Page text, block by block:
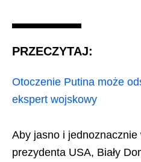
PRZECZYTAJ:
Otoczenie Putina może
ekspert wojskowy
Aby jasno i jednoznacznie
prezydenta USA, Biały